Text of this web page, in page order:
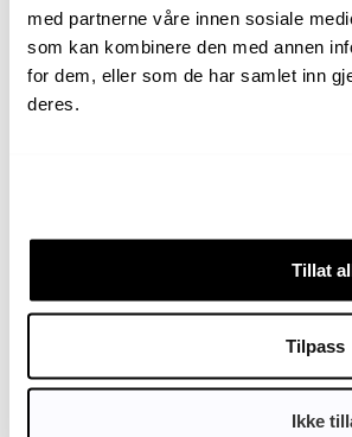
med partnerne våre innen sosiale
som kan kombinere den med annen
for dem, eller som de har samlet inn
deres.
Tillat
Tilpass
Ikke
Frokostmøtet ble holdt i
på Sentralen 21. april 2026,
Versjon 1 av e-
resept til forhåndsvalgt apotek,
sommeren 2026. Versjon 2
resept via Eik rulles ut
apotekenes kjedesystemer
Veterinærer beholder samme
journalsystemet gjennom hele